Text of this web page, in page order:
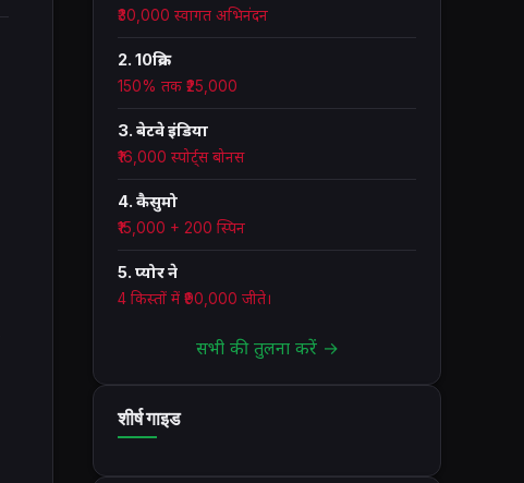
₹30,000 स्वागत अभिनंदन
2. 10क्रिक
150% तक ₹25,000
3. बेटवे इंडिया
₹16,000 स्पोर्ट्स बोनस
4. कैसुमो
₹15,000 + 200 स्पिन
5. प्योर ने
4 किस्तों में ₹90,000 जीते।
सभी की तुलना करें →
शीर्ष गाइड